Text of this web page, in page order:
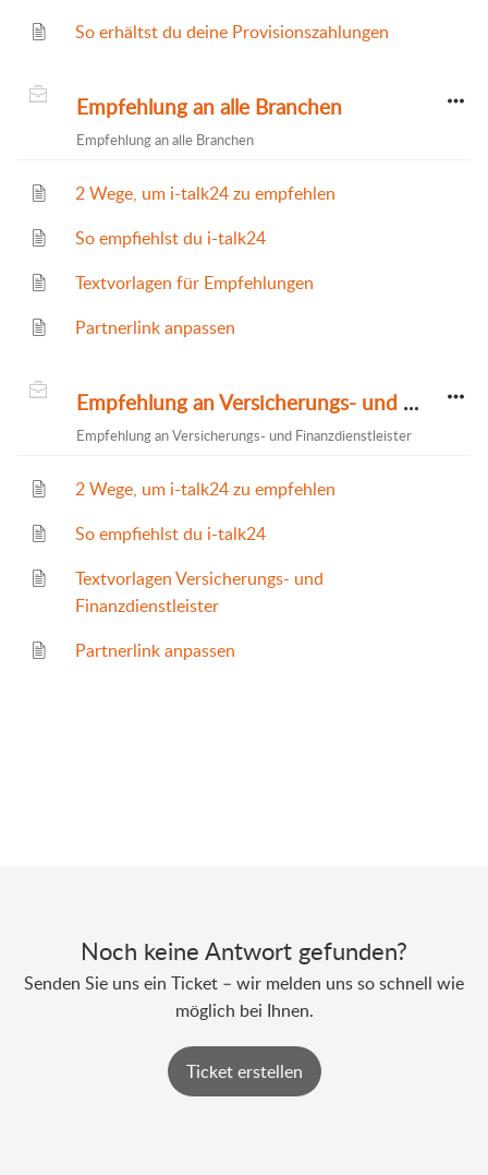
So erhältst du deine Provisionszahlungen
Empfehlung an alle Branchen
Empfehlung an alle Branchen
2 Wege, um i-talk24 zu empfehlen
So empfiehlst du i-talk24
Textvorlagen für Empfehlungen
Partnerlink anpassen
Empfehlung an Versicherungs- und Finanzdienstleister
Empfehlung an Versicherungs- und Finanzdienstleister
2 Wege, um i-talk24 zu empfehlen
So empfiehlst du i-talk24
Textvorlagen Versicherungs- und
Finanzdienstleister
Partnerlink anpassen
Noch keine Antwort gefunden?
Senden Sie uns ein Ticket – wir melden uns so schnell wie
möglich bei Ihnen.
Ticket erstellen